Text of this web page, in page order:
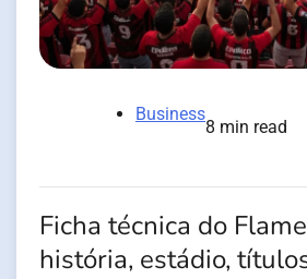
Business
8 min read
Ficha técnica do
história, estádio,